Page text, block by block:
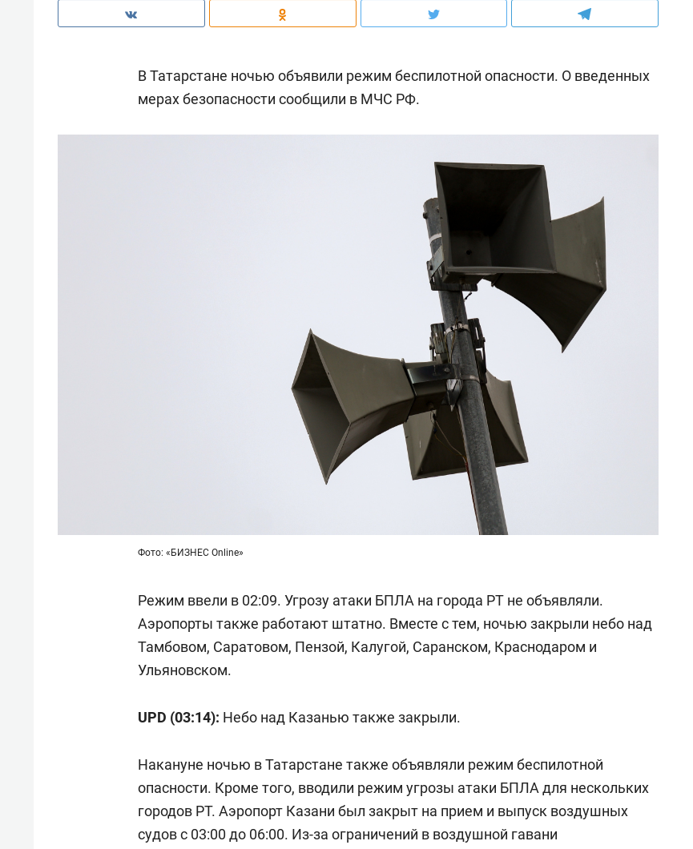
В Татарстане ночью объявили режим беспилотной опасности. О введенных
мерах безопасности сообщили в МЧС РФ.
Фото: «БИЗНЕС Online»
Режим ввели в 02:09. Угрозу атаки БПЛА на города РТ не объявляли.
Аэропорты также работают штатно. Вместе с тем, ночью закрыли небо над
Тамбовом, Саратовом, Пензой, Калугой, Саранском, Краснодаром и
Ульяновском.
UPD (03:14): Небо над Казанью также закрыли.
Накануне ночью в Татарстане также объявляли режим беспилотной
опасности. Кроме того, вводили режим угрозы атаки БПЛА для нескольких
городов РТ. Аэропорт Казани был закрыт на прием и выпуск воздушных
судов с 03:00 до 06:00. Из-за ограничений в воздушной гавани